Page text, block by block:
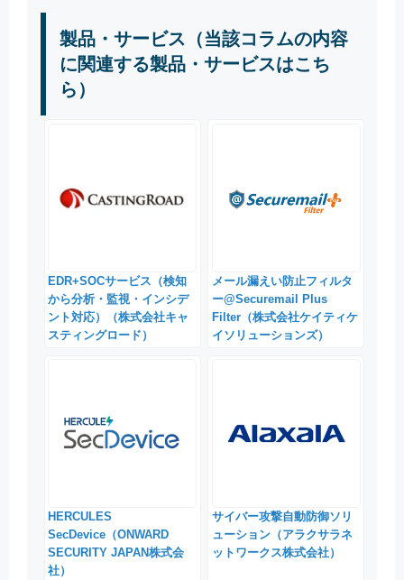
製品・サービス（当該コラムの内容
に関連する製品・サービスはこち
ら）
EDR+SOCサービス（検知
から分析・監視・インシデ
ント対応）（株式会社キャ
スティングロード）
メール漏えい防止フィルタ
ー@Securemail Plus
Filter（株式会社ケイティケ
イソリューションズ）
HERCULES
SecDevice（ONWARD
SECURITY JAPAN株式会
社）
サイバー攻撃自動防御ソリ
ューション（アラクサラネ
ットワークス株式会社）